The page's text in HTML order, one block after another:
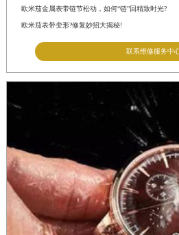
欧米茄金属表带链节松动，如何“链”回精致时光?
欧米茄表带变形?修复妙招大揭秘!
联系维修服务中